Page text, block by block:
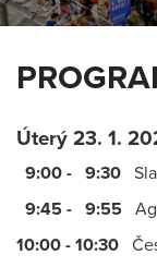
Úterý 23. 1.
9:00 - 9:30
9:45 - 9:55
10:00 - 10:30